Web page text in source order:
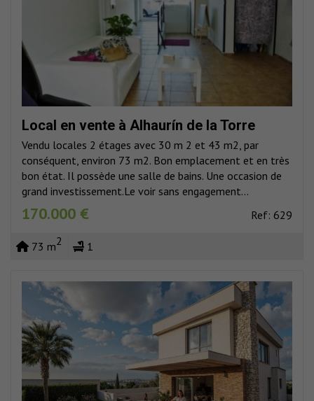
Local en vente à Alhaurín de la Torre
Vendu locales 2 étages avec 30 m 2 et 43 m2, par
conséquent, environ 73 m2. Bon emplacement et en très
bon état. Il possède une salle de bains. Une occasion de
grand investissement.Le voir sans engagement...
170.000 € Ref: 629
73 m2 1